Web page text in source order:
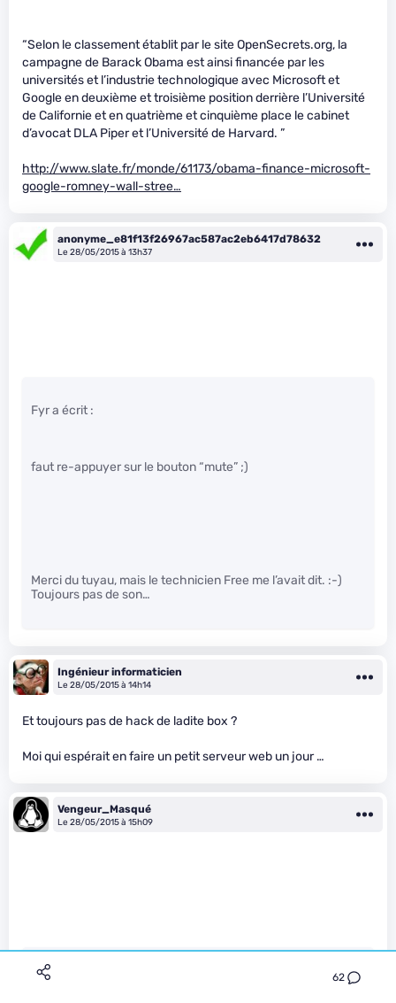
62
“Selon le classement établit par le site OpenSecrets.org, la
campagne de Barack Obama est ainsi financée par les
universités et l’industrie technologique avec Microsoft et
Google en deuxième et troisième position derrière l’Université
de Californie et en quatrième et cinquième place le cabinet
d’avocat DLA Piper et l’Université de Harvard. ”
http://www.slate.fr/monde/61173/obama-finance-microsoft-
google-romney-wall-stree…
anonyme_e81f13f26967ac587ac2eb6417d78632
Le 28/05/2015 à 13h37
Fyr a écrit :
faut re-appuyer sur le bouton “mute” ;)
Merci du tuyau, mais le technicien Free me l’avait dit. :-)
Toujours pas de son…
Ingénieur informaticien
Le 28/05/2015 à 14h14
Et toujours pas de hack de ladite box ?
Moi qui espérait en faire un petit serveur web un jour …
Vengeur_Masqué
Le 28/05/2015 à 15h09
Nozalys a écrit :